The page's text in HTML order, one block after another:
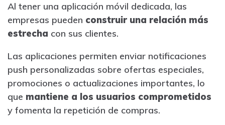
Al tener una aplicación móvil dedicada, las
empresas pueden construir una relación más
estrecha con sus clientes.
Las aplicaciones permiten enviar notificaciones
push personalizadas sobre ofertas especiales,
promociones o actualizaciones importantes, lo
que mantiene a los usuarios comprometidos
y fomenta la repetición de compras.